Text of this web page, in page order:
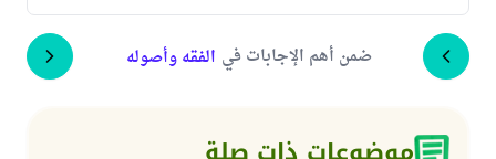
ضمن أهم الإجابات في الفقه وأصوله